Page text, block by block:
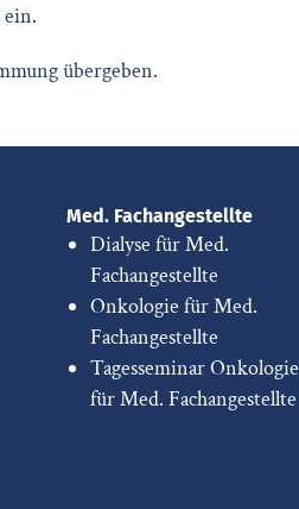
ein.
übergeben.
Med. Fachangestellte
Dialyse für Med.
Fachangestellte
Onkologie für Med.
Fachangestellte
Tagesseminar Onkologie
für Med. Fachangestellte